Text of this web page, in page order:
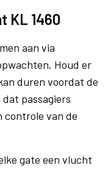
KL 1460
aan via
Houd er
duren voordat de
dat passagiers
controle van de
gate een vlucht